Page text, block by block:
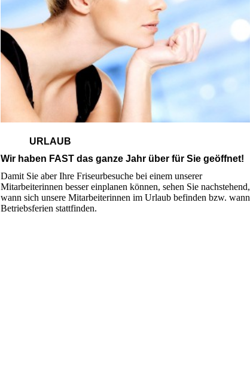
URLAUB
Wir haben FAST das ganze Jahr über für Sie geöffnet!
Damit Sie aber Ihre Friseurbesuche bei einem unserer
Mitarbeiterinnen besser einplanen können, sehen Sie nachstehend,
wann sich unsere Mitarbeiterinnen im Urlaub befinden bzw. wann
Betriebsferien stattfinden.